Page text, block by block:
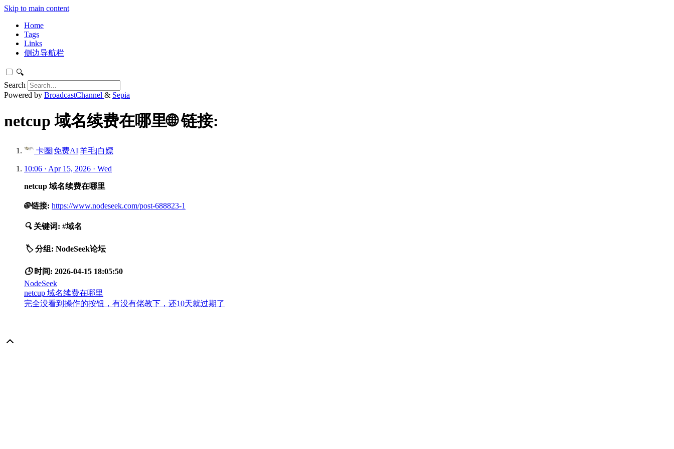
Skip to main content
Home
Tags
Links
侧边导航栏
🔍
Search
Powered by BroadcastChannel & Sepia
netcup 域名续费在哪里🌐 链接:
卡圈|免费AI|羊毛|白嫖
10:06 · Apr 15, 2026 · Wed
netcup 域名续费在哪里
🌐 链接: https://www.nodeseek.com/post-688823-1
🔍 关键词: #域名
🏷️ 分组: NodeSeek论坛
🕒 时间: 2026-04-15 18:05:50
NodeSeek
netcup 域名续费在哪里
完全没看到操作的按钮，有没有佬教下，还10天就过期了